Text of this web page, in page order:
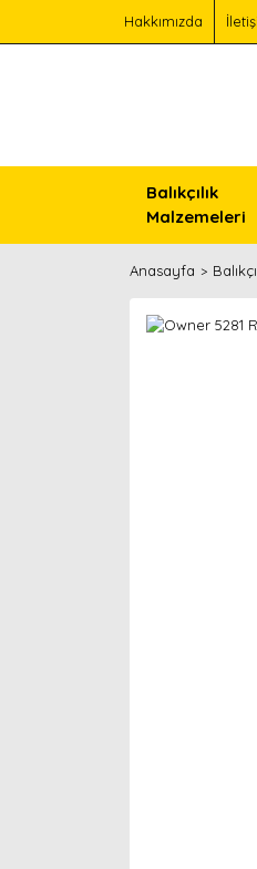
Hakkımızda
Balıkçılık
Malzemeleri
Anasayfa